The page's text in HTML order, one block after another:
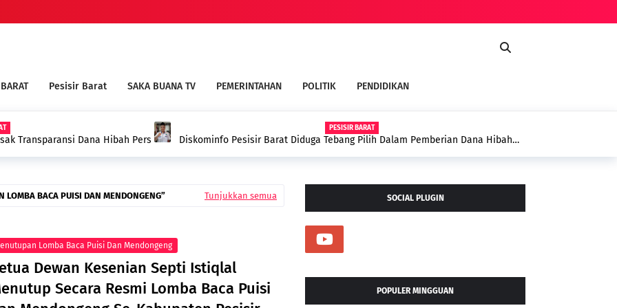
Pesisir Barat SAKA BUANA TV PEMERINTAHAN POLITIK PENDIDIKAN
Barat Diduga Tebang Pilih Dalam Pemberian Dana Hibah
BUPATI DEDI IRAWAN HADIRI HALAL BIHALAL PERANTAU SUMBAGSEL DI
LOMBA BACA PUISI DAN MENDONGENG Tunjukkan semua
Lomba Baca Puisi Dan Mendongeng
Dewan Kesenian Septi Istiqlal
Secara Resmi Lomba Baca Puisi
SOCIAL PLUGIN
POPULER MINGGUAN